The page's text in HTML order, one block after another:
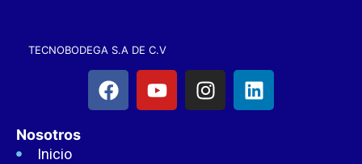
TECNOBODEGA S.A DE C.V
Nosotros
Inicio